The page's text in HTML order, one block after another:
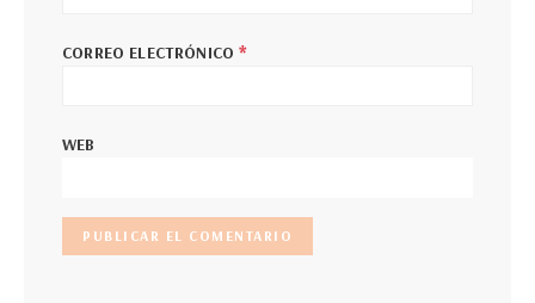
CORREO ELECTRÓNICO*
WEB